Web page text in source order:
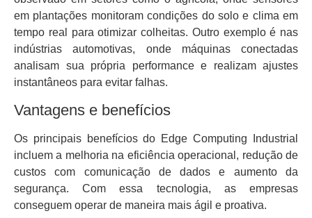
em plantações monitoram condições do solo e clima em
tempo real para otimizar colheitas. Outro exemplo é nas
indústrias automotivas, onde máquinas conectadas
analisam sua própria performance e realizam ajustes
instantâneos para evitar falhas.
Vantagens e benefícios
Os principais benefícios do Edge Computing Industrial
incluem a melhoria na eficiência operacional, redução de
custos com comunicação de dados e aumento da
segurança. Com essa tecnologia, as empresas
conseguem operar de maneira mais ágil e proativa.